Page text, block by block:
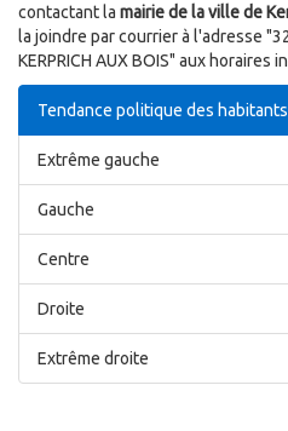
contactant la mairie de la ville de
la joindre par courrier à l'adresse
KERPRICH AUX BOIS" aux horaires
Tendance politique des
Extrême gauche
Gauche
Centre
Droite
Extrême droite